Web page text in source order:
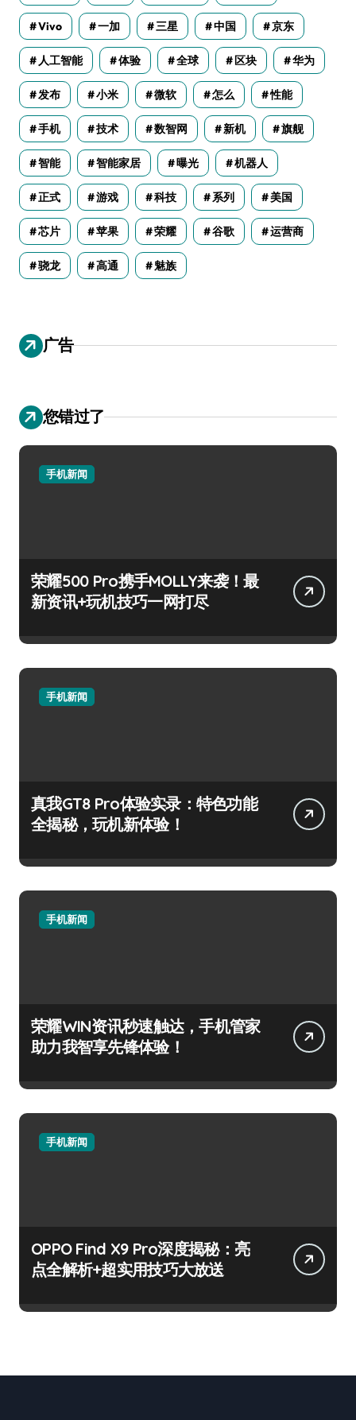
Vivo 一加 三星 中国 京东
人工智能 体验 全球 区块 华为
发布 小米 微软 怎么 性能
手机 技术 数智网 新机 旗舰
智能 智能家居 曝光 机器人
正式 游戏 科技 系列 美国
芯片 苹果 荣耀 谷歌 运营商
骁龙 高通 魅族
广告
您错过了
手机新闻
荣耀500 Pro携手MOLLY来袭！最
新资讯+玩机技巧一网打尽
手机新闻
真我GT8 Pro体验实录：特色功能
全揭秘，玩机新体验！
手机新闻
荣耀WIN资讯秒速触达，手机管家
助力我智享先锋体验！
手机新闻
OPPO Find X9 Pro深度揭秘：亮
点全解析+超实用技巧大放送